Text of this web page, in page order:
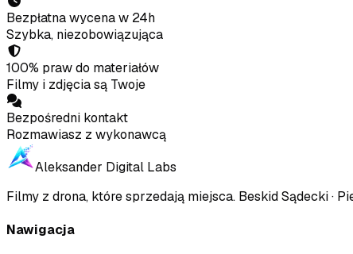
Wyślij zapytanie
Bezpłatna wycena w 24h
Szybka, niezobowiązująca
100% praw do materiałów
Filmy i zdjęcia są Twoje
Bezpośredni kontakt
Rozmawiasz z wykonawcą
Aleksander Digital Labs
Filmy z drona, które sprzedają miejsca. Beskid Sądecki ·
Nawigacja